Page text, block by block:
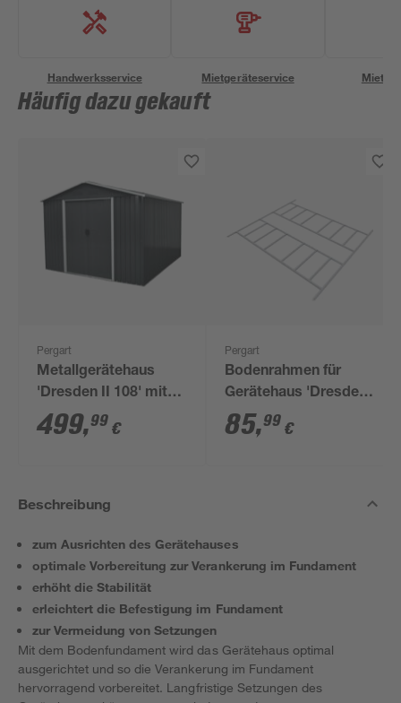
Handwerksservice Mietgeräteservice
Häufig dazu gekauft
Pergart
Metallgerätehaus
'Dresden II 108' mit
Schiebetür
schiefergrau/weiß 301
499,99 €
Pergart
Bodenrahmen für
Gerätehaus 'Dresden
ll 1012' stahlfarben
85,99 €
Beschreibung
zum Ausrichten des Gerätehauses
optimale Vorbereitung zur Verankerung im Fundament
erhöht die Stabilität
erleichtert die Befestigung im Fundament
zur Vermeidung von Setzungen
Mit dem Bodenfundament wird das Gerätehaus optimal
ausgerichtet und so die Verankerung im Fundament
hervorragend vorbereitet. Langfristige Setzungen des